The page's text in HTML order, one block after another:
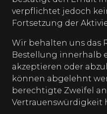
verpflichtet jedoch
Fortsetzung der
Wir behalten uns das
Bestellung innerhalb
akzeptieren oder
können abgelehnt
berechtigte Zweifel
Vertrauenswürdigkeit